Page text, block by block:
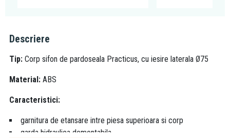
Descriere
Tip: Corp sifon de pardoseala Practicus, cu iesire laterala Ø75
Material: ABS
Caracteristici:
garnitura de etansare intre piesa superioara si corp
garda hidraulica demontabila